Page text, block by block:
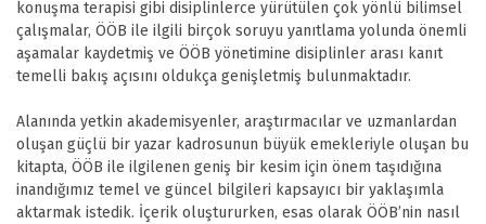
konuşma terapisi gibi disiplinlerce yürütülen çok yönlü bilimsel
çalışmalar, ÖÖB ile ilgili birçok soruyu yanıtlama yolunda önemli
aşamalar kaydetmiş ve ÖÖB yönetimine disiplinler arası kanıt
temelli bakış açısını oldukça genişletmiş bulunmaktadır.
Alanında yetkin akademisyenler, araştırmacılar ve uzmanlardan
oluşan güçlü bir yazar kadrosunun büyük emekleriyle oluşan bu
kitapta, ÖÖB ile ilgilenen geniş bir kesim için önem taşıdığına
inandığımız temel ve güncel bilgileri kapsayıcı bir yaklaşımla
aktarmak istedik. İçerik oluştururken, esas olarak ÖÖB’nin nasıl